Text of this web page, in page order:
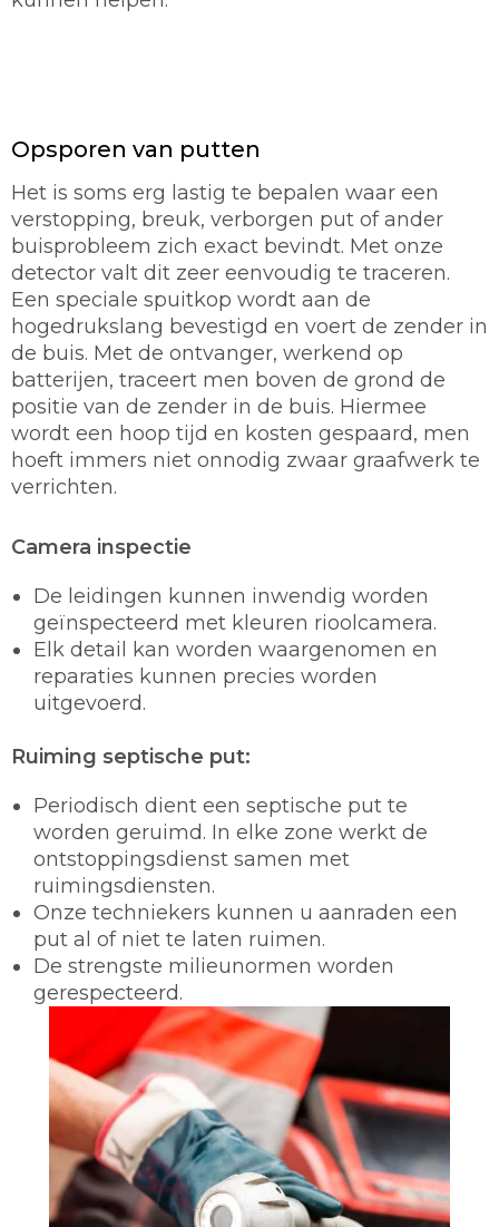
Opsporen van putten
Het is soms erg lastig te bepalen waar een
verstopping, breuk, verborgen put of ander
buisprobleem zich exact bevindt. Met onze
detector valt dit zeer eenvoudig te traceren.
Een speciale spuitkop wordt aan de
hogedrukslang bevestigd en voert de zender in
de buis. Met de ontvanger, werkend op
batterijen, traceert men boven de grond de
positie van de zender in de buis. Hiermee
wordt een hoop tijd en kosten gespaard, men
hoeft immers niet onnodig zwaar graafwerk te
verrichten.
Camera inspectie
De leidingen kunnen inwendig worden
geïnspecteerd met kleuren rioolcamera.
Elk detail kan worden waargenomen en
reparaties kunnen precies worden
uitgevoerd.
Ruiming septische put:
Periodisch dient een septische put te
worden geruimd. In elke zone werkt de
ontstoppingsdienst samen met
ruimingsdiensten.
Onze techniekers kunnen u aanraden een
put al of niet te laten ruimen.
De strengste milieunormen worden
gerespecteerd.